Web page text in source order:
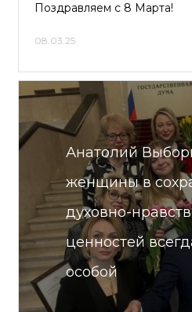
Поздравляем с 8 Марта!
08.03.25
Анатолий
женщины в
духовно-
ценностей
особой